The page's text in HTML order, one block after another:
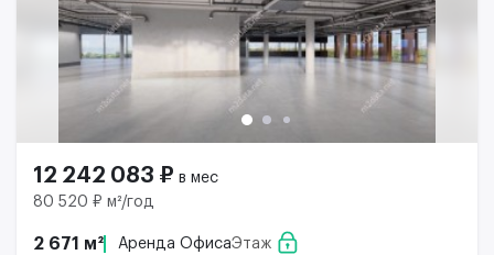
12 242 083 ₽ в мес
80 520 ₽ м²/год
2 671 м² Аренда ОфисаЭтаж